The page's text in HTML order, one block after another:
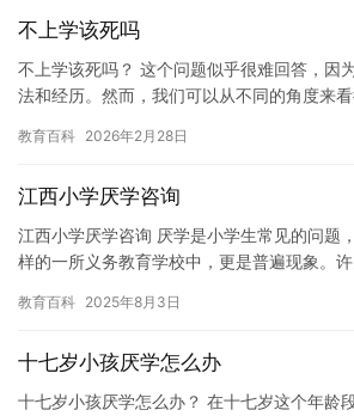
不上学该死吗
不上学该死吗？ 这个问题似乎很难回答，因
法和经历。然而，我们可以从不同的角度来
种…
教育百科 2026年2月28日
江西小学厌学咨询
江西小学厌学咨询 厌学是小学生常见的问题
样的一所义务教育学校中，更是普遍现象。
也会…
教育百科 2025年8月3日
十七岁小孩厌学怎么办
十七岁小孩厌学怎么办？ 在十七岁这个年龄